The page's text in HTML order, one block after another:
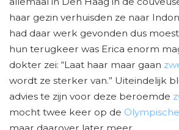
haar gezin verhuisden ze naar
had daar werk gevonden dus
hun terugkeer was Erica enorm
dokter zei: “Laat haar maar gaan
wordt ze sterker van.” Uiteindelijk
advies te zijn voor deze beroemde
mocht twee keer op de